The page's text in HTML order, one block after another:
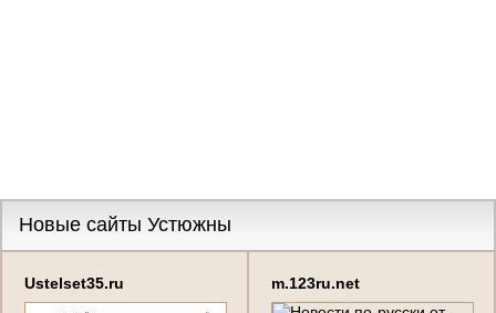
Новые сайты Устюжны
Ustelset35.ru m.123ru.net